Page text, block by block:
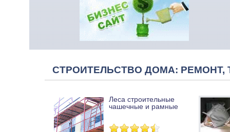
СТРОИТЕЛЬСТВО ДОМА: РЕМОНТ,
Леса строительные
чашечные и рамные